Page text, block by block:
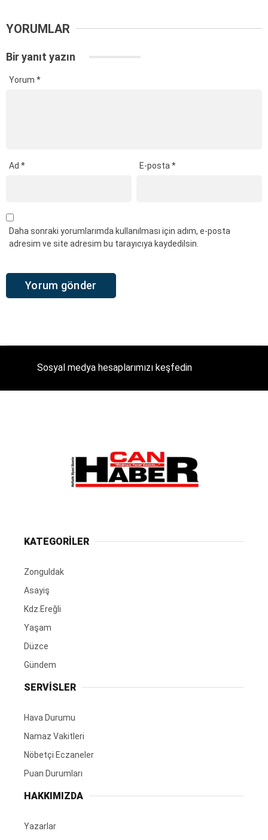
YORUMLAR
Bir yanıt yazın
Yorum *
Ad * E-posta*
Daha sonraki yorumlarımda kullanılması için adım, e-posta
adresim ve site adresim bu tarayıcıya kaydedilsin.
Sosyal medya hesaplarımızı keşfedin
KATEGORİLER
Zonguldak
Asayiş
Kdz.Ereğli
Yaşam
Düzce
Gündem
SERVİSLER
Hava Durumu
Namaz Vakitleri
Nöbetçi Eczaneler
Puan Durumları
HAKKIMIZDA
Yazarlar